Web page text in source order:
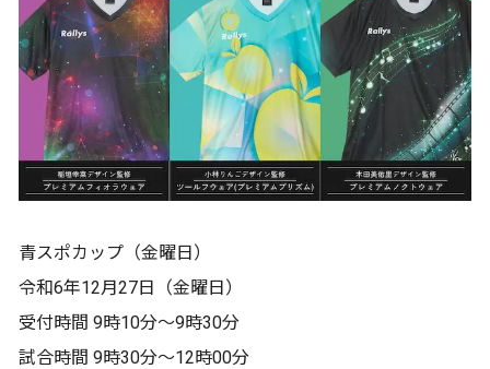
青スポカップ（金曜日）
令和6年12月27日（金曜日）
受付時間 9時10分〜9時30分
試合時間 9時30分〜12時00分